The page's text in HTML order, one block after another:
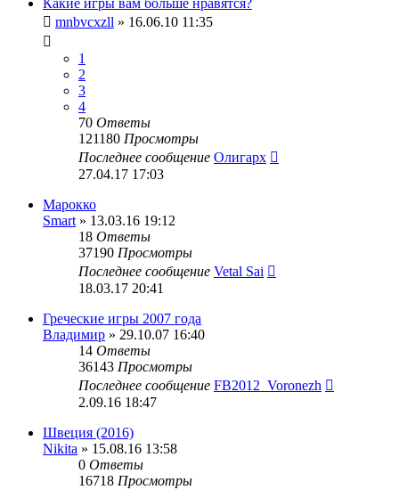
mnbvcxzll » 16.06.10 11:35
1
2
3
4
70 Ответы
121180 Просмотры
Последнее сообщение Олигарх
27.04.17 17:03
Марокко
Smart » 13.03.16 19:12
18 Ответы
37190 Просмотры
Последнее сообщение Vetal Sai
18.03.17 20:41
Греческие игры 2007 года
Владимир » 29.10.07 16:40
14 Ответы
36143 Просмотры
Последнее сообщение FB2012_Voronezh
2.09.16 18:47
Швеция (2016)
Nikita » 15.08.16 13:58
0 Ответы
16718 Просмотры